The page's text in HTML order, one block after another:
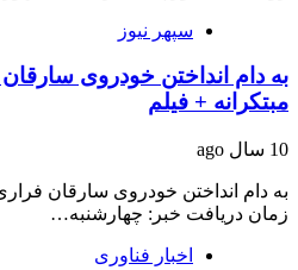
سپهر نیوز
به دام انداختن خودروی
مبتکرانه + فیلم
10 سال ago
به دام انداختن خودروی سارقان
زمان دریافت خبر: چهارشنبه…
اخبار فناوری